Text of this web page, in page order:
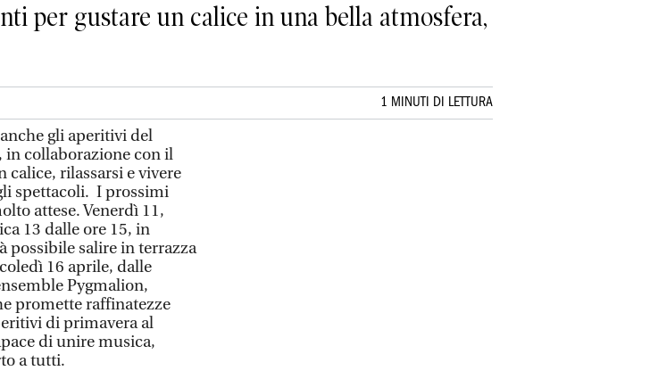
per gustare un calice in una bella atmosfera,
1 MINUTI DI LETTURA
gli aperitivi del
in collaborazione con il
calice, rilassarsi e vivere
spettacoli. I prossimi
attese. Venerdì 11,
13 dalle ore 15, in
possibile salire in terrazza
16 aprile, dalle
Pygmalion,
promette raffinatezze
di primavera al
di unire musica,
a tutti.